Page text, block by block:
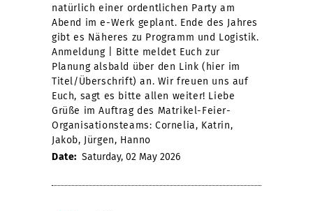
natürlich einer ordentlichen Party am
Abend im e-Werk geplant. Ende des Jahres
gibt es Näheres zu Programm und Logistik.
Anmeldung | Bitte meldet Euch zur
Planung alsbald über den Link (hier im
Titel/Überschrift) an. Wir freuen uns auf
Euch, sagt es bitte allen weiter! Liebe
Grüße im Auftrag des Matrikel-Feier-
Organisationsteams: Cornelia, Katrin,
Jakob, Jürgen, Hanno
Date: Saturday, 02 May 2026